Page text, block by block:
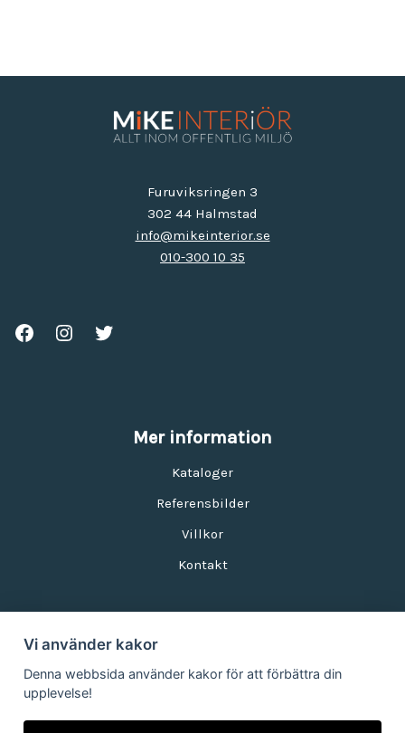
Furuviksringen 3
302 44 Halmstad
info@mikeinterior.se
010-300 10 35
Mer information
Kataloger
Referensbilder
Villkor
Kontakt
Vi använder kakor
Denna webbsida använder kakor för att förbättra din
upplevelse!